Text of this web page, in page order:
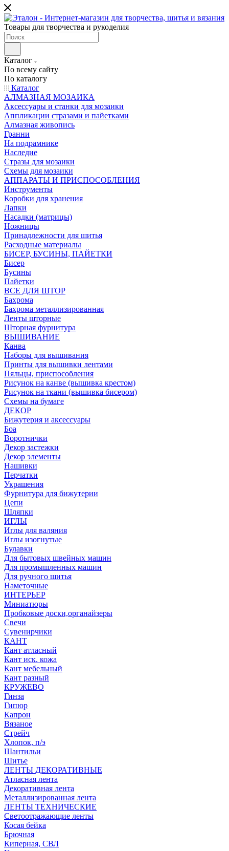
Товары для творчества и рукоделия
Каталог
По всему сайту
По каталогу
Каталог
АЛМАЗНАЯ МОЗАИКА
Аксессуары и станки для мозаики
Аппликации стразами и пайетками
Алмазная живопись
Гранни
На подрамнике
Наследие
Стразы для мозаики
Схемы для мозаики
АППАРАТЫ И ПРИСПОСОБЛЕНИЯ
Инструменты
Коробки для хранения
Лапки
Насадки (матрицы)
Ножницы
Принадлежности для шитья
Расходные материалы
БИСЕР, БУСИНЫ, ПАЙЕТКИ
Бисер
Бусины
Пайетки
ВСЕ ДЛЯ ШТОР
Бахрома
Бахрома металлизированная
Ленты шторные
Шторная фурнитура
ВЫШИВАНИЕ
Канва
Наборы для вышивания
Принты для вышивки лентами
Пяльцы, приспособления
Рисунок на канве (вышивка крестом)
Рисунок на ткани (вышивка бисером)
Схемы на бумаге
ДЕКОР
Бижутерия и аксессуары
Боа
Воротнички
Декор застежки
Декор элементы
Нашивки
Перчатки
Украшения
Фурнитура для бижутерии
Цепи
Шляпки
ИГЛЫ
Иглы для валяния
Иглы изогнутые
Булавки
Для бытовых швейных машин
Для промышленных машин
Для ручного шитья
Наметочные
ИНТЕРЬЕР
Миниатюры
Пробковые доски,органайзеры
Свечи
Сувенирчики
КАНТ
Кант атласный
Кант иск. кожа
Кант мебельный
Кант разный
КРУЖЕВО
Гинза
Гипюр
Капрон
Вязаное
Стрейч
Хлопок, п/э
Шантильи
Шитье
ЛЕНТЫ ДЕКОРАТИВНЫЕ
Атласная лента
Декоративная лента
Металлизированная лента
ЛЕНТЫ ТЕХНИЧЕСКИЕ
Светоотражающие ленты
Косая бейка
Брючная
Киперная, СВЛ